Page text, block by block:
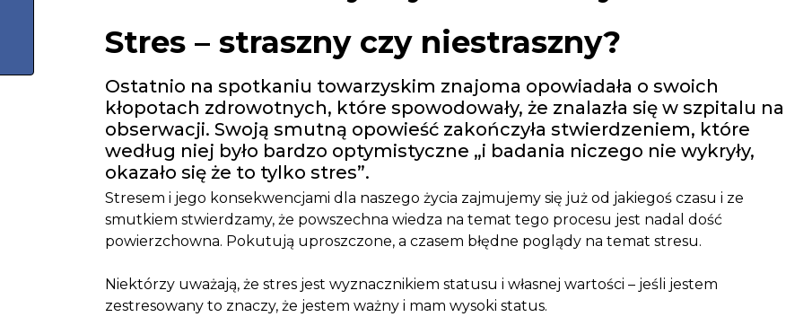
Stres – straszny czy niestraszny?
Ostatnio na spotkaniu towarzyskim znajoma opowiadała o swoich
kłopotach zdrowotnych, które spowodowały, że znalazła się w szpitalu na
obserwacji. Swoją smutną opowieść zakończyła stwierdzeniem, które
według niej było bardzo optymistyczne „i badania niczego nie wykryły,
okazało się że to tylko stres”.
Stresem i jego konsekwencjami dla naszego życia zajmujemy się już od jakiegoś czasu i ze
smutkiem stwierdzamy, że powszechna wiedza na temat tego procesu jest nadal dość
powierzchowna. Pokutują uproszczone, a czasem błędne poglądy na temat stresu.
Niektórzy uważają, że stres jest wyznacznikiem statusu i własnej wartości – jeśli jestem
zestresowany to znaczy, że jestem ważny i mam wysoki status.